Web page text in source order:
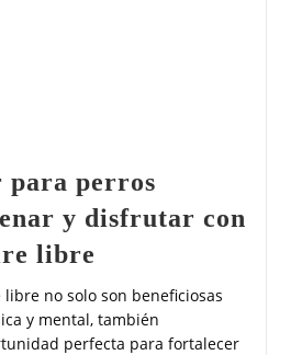
para perros
y disfrutar con
libre
no solo son beneficiosas
y mental, también
perfecta para fortalecer